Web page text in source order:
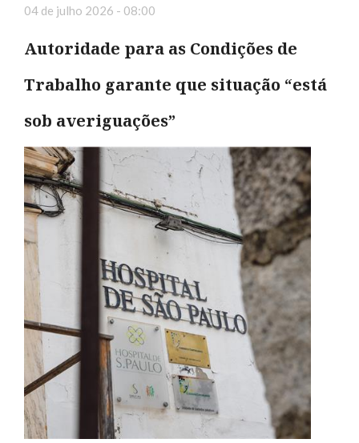
04 de julho 2026 - 08:00
Autoridade para as Condições de
Trabalho garante que situação “está
sob averiguações”